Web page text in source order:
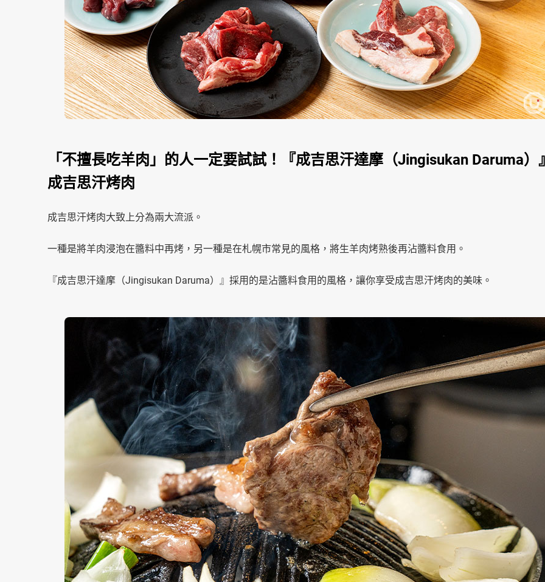
「不擅長吃羊肉」的人一定要試試！『成吉思汗達摩（Jingisukan Daruma）
成吉思汗烤肉
成吉思汗烤肉大致上分為兩大流派。
一種是將羊肉浸泡在醬料中再烤，另一種是在札幌市常見的風格，將生羊肉烤熟後再沾醬料食用。
『成吉思汗達摩（Jingisukan Daruma）』採用的是沾醬料食用的風格，讓你享受成吉思汗烤肉的美味。